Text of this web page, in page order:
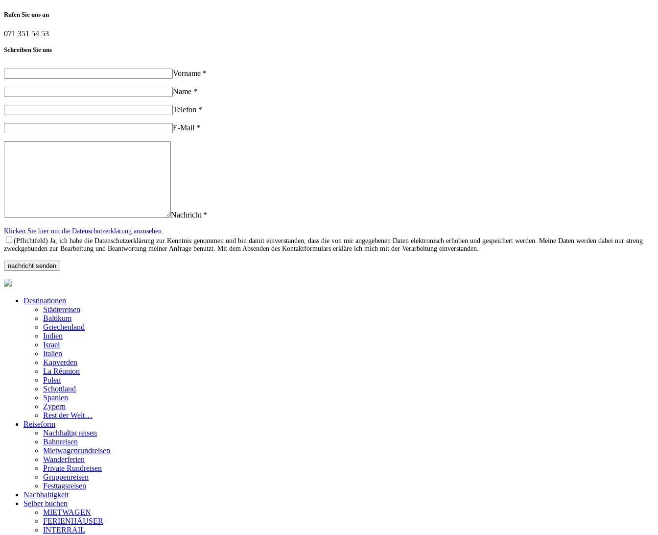
Rufen Sie uns an
071 351 54 53
Schreiben Sie uns
Vorname *
Name *
Telefon *
E-Mail *
Nachricht *
Klicken Sie hier um die Datenschutzerklärung anzusehen.
(Pflichtfeld) Ja, ich habe die Datenschutzerklärung zur Kenntnis genommen und bin damit einverstanden, dass die von mir angegebenen Daten elektronisch erhoben und gespeichert werden. Meine Daten werden dabei nur streng
zweckgebunden zur Bearbeitung und Beantwortung meiner Anfrage benutzt. Mit dem Absenden des Kontaktformulars erkläre ich mich mit der Verarbeitung einverstanden.
Destinationen
Städtereisen
Baltikum
Griechenland
Indien
Israel
Italien
Kapverden
La Réunion
Polen
Schottland
Spanien
Zypern
Rest der Welt…
Reiseform
Nachhaltig reisen
Bahnreisen
Mietwagenrundreisen
Wanderferien
Private Rundreisen
Gruppenreisen
Festtagsreisen
Nachhaltigkeit
Selber buchen
MIETWAGEN
FERIENHÄUSER
INTERRAIL